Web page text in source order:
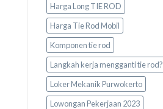
Harga Long TIE ROD
Harga Tie Rod Mobil
Komponen tie rod
Langkah kerja mengganti tie rod?
Loker Mekanik Purwokerto
Lowongan Pekerjaan 2023